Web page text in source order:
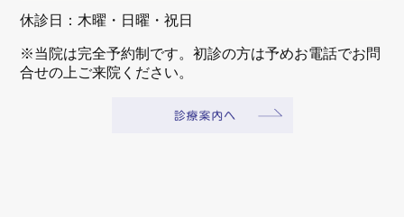
休診日：木曜・日曜・祝日
※当院は完全予約制です。初診の方は予めお電話でお問
合せの上ご来院ください。